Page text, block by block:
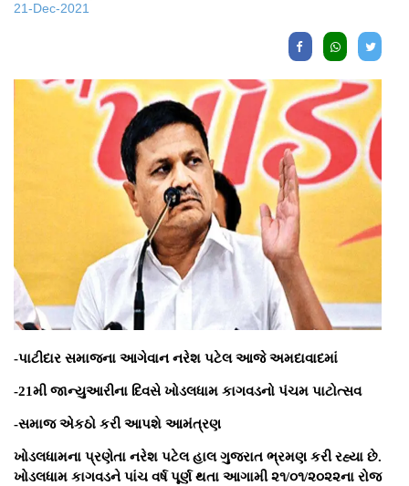
21-Dec-2021
-પાટીદાર સમાજના આગેવાન નરેશ પટેલ આજે અમદાવાદમાં
-21મી જાન્યુઆરીના દિવસે ખોડલધામ કાગવડનો પંચમ પાટોત્સવ
-સમાજ એકઠો કરી આપશે આમંત્રણ
ખોડલધામના પ્રણેતા નરેશ પટેલ હાલ ગુજરાત ભ્રમણ કરી રહ્યા છે.
ખોડલધામ કાગવડને પાંચ વર્ષ પૂર્ણ થતા આગામી ૨૧/૦૧/૨૦૨૨ના રોજ